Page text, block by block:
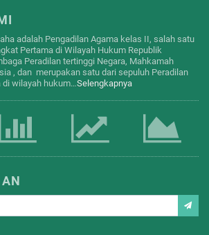
adalah Pengadilan Agama kelas II, salah satu
Pertama di Wilayah Hukum Republik
Peradilan tertinggi Negara, Mahkamah
, dan merupakan satu dari sepuluh Peradilan
di wilayah hukum…Selengkapnya